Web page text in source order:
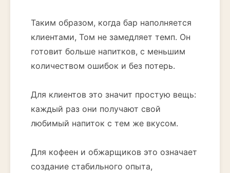
Таким образом, когда бар наполняется
клиентами, Том не замедляет темп. Он
готовит больше напитков, с меньшим
количеством ошибок и без потерь.
Для клиентов это значит простую вещь:
каждый раз они получают свой
любимый напиток с тем же вкусом.
Для кофеен и обжарщиков это означает
создание стабильного опыта,